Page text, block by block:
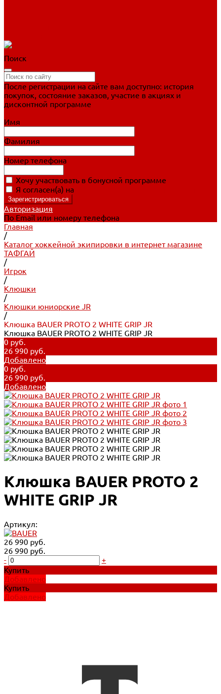
Поиск
После регистрации на сайте вам доступно: история
покупок, состояние заказов, участие в акциях и
дисконтной программе
Имя
Фамилия
Номер телефона
Хочу участвовать в бонусной программе
Я согласен(а) на
Авторизация
По Email или номеру телефона
Главная
/
Каталог хоккейной экипировки в интернет магазине
ТАФГАЙ
/
Игрок
/
Клюшки
/
Клюшки юниорские JR
/
Клюшка BAUER PROTO 2 WHITE GRIP JR
Клюшка BAUER PROTO 2 WHITE GRIP JR
0 руб.
26 990 руб.
Добавлено
0 руб.
26 990 руб.
Добавлено
Клюшка BAUER PROTO 2
WHITE GRIP JR
Артикул:
26 990 руб.
26 990 руб.
-
+
Купить
Добавлено
Купить
Добавлено